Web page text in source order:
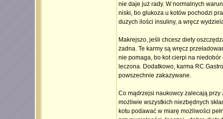
nie daje już rady. W normalnych
niski, bo glukoza u kotów pochodzi
dużych ilości insuliny, a wręcz
Makrejszo, jeśli chcesz diety
żadna. Te karmy są wręcz
nie pomaga, bo kot cierpi na
leczona. Dodatkowo, karma RC
powszechnie zakazywane.
Co mądrzejsi naukowcy zalecają
możliwie wszystkich niezbędnych
kotu podawać w miarę możliwości